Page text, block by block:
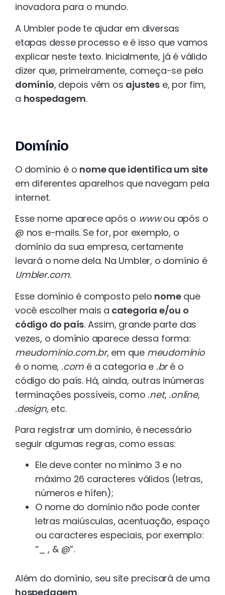
inovadora para o mundo.
A Umbler pode te ajudar em diversas
etapas desse processo e é isso que vamos
explicar neste texto. Inicialmente, já é válido
dizer que, primeiramente, começa-se pelo
domínio, depois vêm os ajustes e, por fim,
a hospedagem.
Domínio
O domínio é o nome que identifica um site
em diferentes aparelhos que navegam pela
internet.
Esse nome aparece após o wwwou após o
@ nos e-mails. Se for, por exemplo, o
domínio da sua empresa, certamente
levará o nome dela. Na Umbler, o domínio é
Umbler.com.
Esse domínio é composto pelo nomeque
você escolher mais a categoria e/ou o
código do país. Assim, grande parte das
vezes, o domínio aparece dessa forma:
meudomínio.com.br, em que meudomínio
é o nome, .com é a categoria e .bré o
código do país. Há, ainda, outras inúmeras
terminações possíveis, como .net, .online,
.design, etc.
Para registrar um domínio, é necessário
seguir algumas regras, como essas:
Ele deve conter no mínimo 3 e no
máximo 26 caracteres válidos (letras,
números e hífen);
O nome do domínio não pode conter
letras maiúsculas, acentuação, espaço
ou caracteres especiais, por exemplo:
“_ , & @”.
Além do domínio, seu site precisará de uma
hospedagem.